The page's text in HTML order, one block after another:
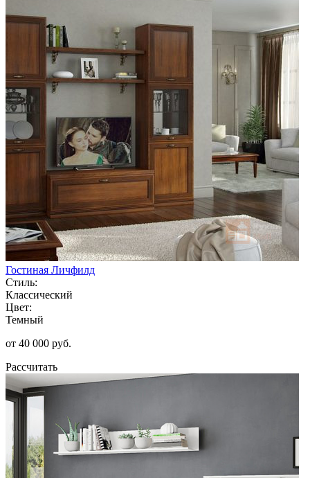
Гостиная Личфилд
Стиль:
Классический
Цвет:
Темный
от 40 000 руб.
Рассчитать